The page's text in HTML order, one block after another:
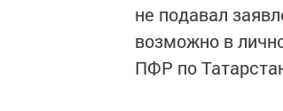
не подавал
возможно в
ПФР по